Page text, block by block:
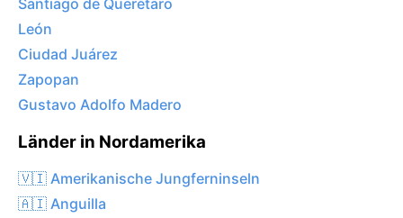
Santiago de Querétaro
León
Ciudad Juárez
Zapopan
Gustavo Adolfo Madero
Länder in Nordamerika
🇻🇮 Amerikanische Jungferninseln
🇦🇮 Anguilla